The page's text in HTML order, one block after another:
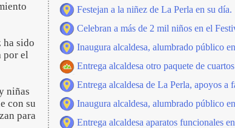
ha sido
por el
niñas
con su
para
Festejan a la niñez de La Perla en su día.
Celebran a más de 2 mil niños en el
Inaugura alcaldesa, alumbrado público
Entrega alcaldesa otro paquete de
Entrega alcaldesa de La Perla, apoyos a
Inaugura alcaldesa, alumbrado público
Entrega alcaldesa aparatos funcionales